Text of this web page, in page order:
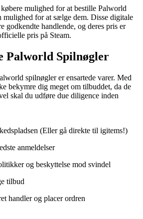
mulighed for at bestille Palworld
mulighed for at sælge dem. Disse digitale
godkendte handlende, og deres pris er
pris på Steam.
Palworld Spilnøgler
spilnøgler er ensartede varer. Med
bekymre dig meget om tilbuddet, da de
skal du udføre due diligence inden
(Eller gå direkte til igitems!)
anmeldelser
og beskyttelse mod svindel
tilbud
handler og placer ordren